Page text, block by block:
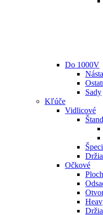
Do 1000V
Sady
Kľúče
Vidlicové
Očkové